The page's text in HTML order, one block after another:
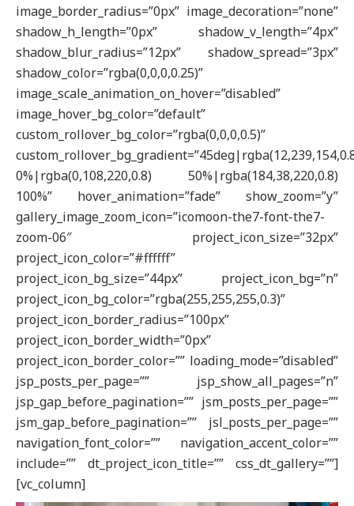
image_border_radius=”0px” image_decoration=”none”
shadow_h_length=”0px” shadow_v_length=”4px”
shadow_blur_radius=”12px” shadow_spread=”3px”
shadow_color=”rgba(0,0,0,0.25)”
image_scale_animation_on_hover=”disabled”
image_hover_bg_color=”default”
custom_rollover_bg_color=”rgba(0,0,0,0.5)”
0%|rgba(0,108,220,0.8) 50%|rgba(184,38,220,0.8)
100%” hover_animation=”fade” show_zoom=”y”
gallery_image_zoom_icon=”icomoon-the7-font-the7-
zoom-06″ project_icon_size=”32px”
project_icon_color=”#ffffff”
project_icon_bg_size=”44px” project_icon_bg=”n”
project_icon_bg_color=”rgba(255,255,255,0.3)”
project_icon_border_radius=”100px”
project_icon_border_width=”0px”
project_icon_border_color=”” loading_mode=”disabled”
jsp_posts_per_page=”” jsp_show_all_pages=”n”
jsp_gap_before_pagination=”” jsm_posts_per_page=””
jsm_gap_before_pagination=”” jsl_posts_per_page=””
navigation_font_color=”” navigation_accent_color=””
include=”” dt_project_icon_title=”” css_dt_gallery=””]
[vc_column]